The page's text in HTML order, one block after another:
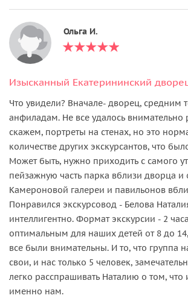
Ольга И.
Что увидели? Вначале- дворец, средним
анфиладам. Не все удалось внимательно
скажем, портреты на стенах, но это
количестве других экскурсантов, что
Может быть, нужно приходить с самого
пейзажную часть парка вблизи дворца
Камероновой галереи и павильонов
Понравился экскурсовод - Белова
интеллигентно. Формат экскурсии - 2
оптимальным для наших детей от 8 до
все были внимательны. И то, что группа
свои, и нас только 5 человек,
легко расспрашивать Наталию о том, что
именно нам.